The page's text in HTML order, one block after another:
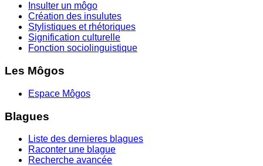
Insulter un môgo
Création des insulutes
Stylistiques et rhétoriques
Signification culturelle
Fonction sociolinguistique
Les Môgos
Espace Môgos
Blagues
Liste des dernieres blagues
Raconter une blague
Recherche avancée